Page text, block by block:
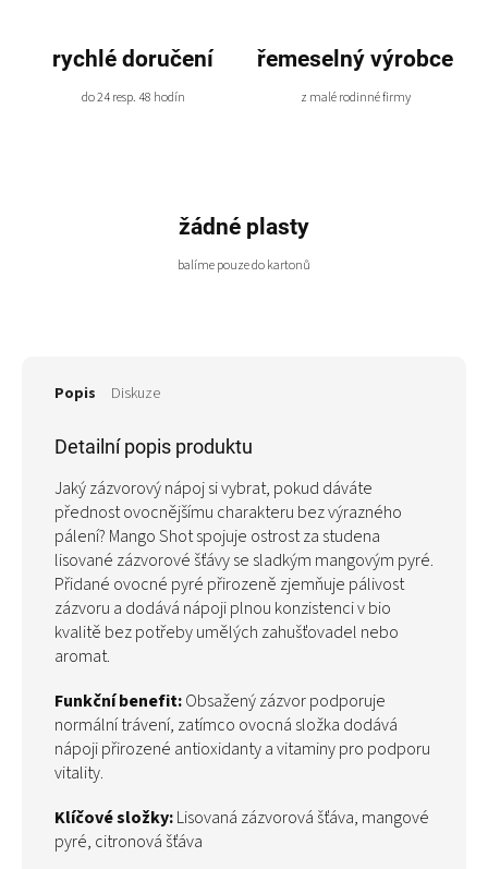
rychlé doručení
do 24 resp. 48 hodín
řemeselný výrobce
z malé rodinné firmy
žádné plasty
balíme pouze do kartonů
Popis Diskuze
Detailní popis produktu
Jaký zázvorový nápoj si vybrat, pokud dáváte
přednost ovocnějšímu charakteru bez výrazného
pálení? Mango Shot spojuje ostrost za studena
lisované zázvorové šťávy se sladkým mangovým pyré.
Přidané ovocné pyré přirozeně zjemňuje pálivost
zázvoru a dodává nápoji plnou konzistenci v bio
kvalitě bez potřeby umělých zahušťovadel nebo
aromat.
Funkční benefit:Obsažený zázvor podporuje
normální trávení, zatímco ovocná složka dodává
nápoji přirozené antioxidanty a vitaminy pro podporu
vitality.
Klíčové složky:Lisovaná zázvorová šťáva, mangové
pyré, citronová šťáva